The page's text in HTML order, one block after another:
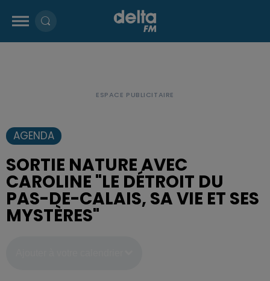
AGENDA
SORTIE NATURE AVEC
CAROLINE "LE DÉTROIT DU
PAS-DE-CALAIS, SA VIE ET SES
MYSTÈRES"